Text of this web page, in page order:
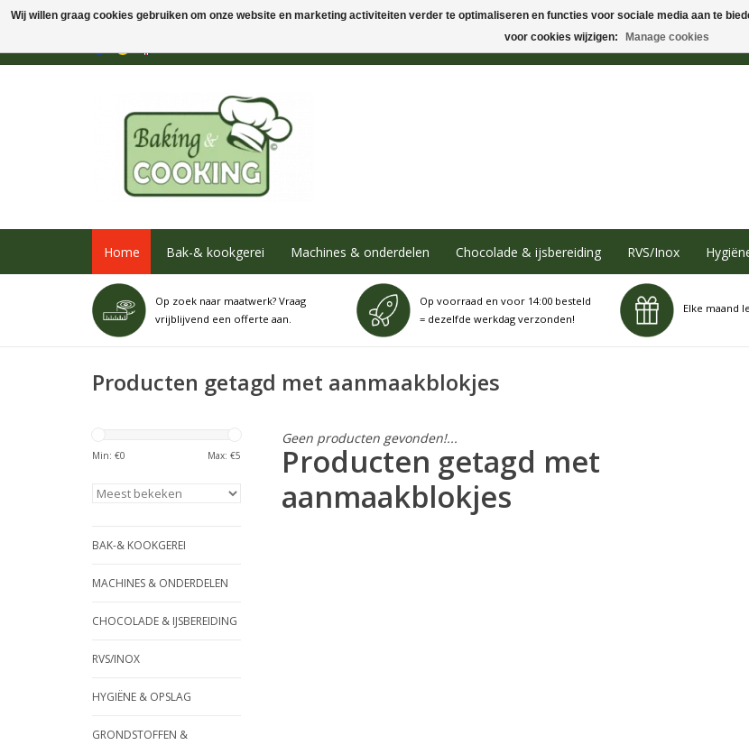
Home Bak-& kookgerei Machines & onderdelen Chocolade & ijsbereiding RVS/Inox
Op zoek naar maatwerk? Vraag
vrijblijvend een offerte aan.
Op voorraad en voor 14:00 besteld
= dezelfde werkdag verzonden!
Elke maand
Producten getagd met aanmaakblokjes
Min: €0 Max: €5
BAK-& KOOKGEREI
MACHINES & ONDERDELEN
CHOCOLADE & IJSBEREIDING
RVS/INOX
HYGIËNE & OPSLAG
GRONDSTOFFEN &
Geen producten gevonden!...
Producten getagd met
aanmaakblokjes
Wij willen graag cookies gebruiken om onze website en marketing activiteiten verder te optimaliseren en functies voor sociale media aan te
voor cookies wijzigen:
Manage cookies